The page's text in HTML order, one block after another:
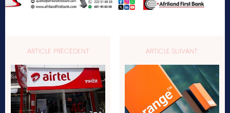
ARTICLE PRÉCÉDENT ARTICLE SUIVANT